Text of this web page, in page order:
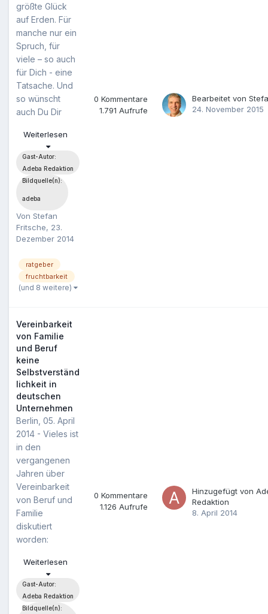
größte Glück
auf Erden. Für
manche nur ein
Spruch, für
viele – so auch
für Dich - eine
Tatsache. Und
so wünscht
auch Du Dir
Tipps von der
Freundin,
Deiner Mutter
aus dem
Umfeld gibt es
genauso
reichlich, wie
Ratgeber in
Buchformat.
Adeba.de hat
genauer für
Dich
angeschaut.
Und zwar den
GU Ratgeber
„Kinderwunsch
– Natürliche
Wege zum
Wunschkind“
von Dr. med
und Andreas A.
Noll.
Weiterlesen
Gast-Autor:
Adeba Redaktion
Bildquelle(n):
adeba
Von Stefan
Fritsche, 23.
Dezember 2014
ratgeber
fruchtbarkeit
(und 8 weitere)
0 Kommentare
1.791 Aufrufe
Bearbeitet von
24. November 2015
Vereinbarkeit
von Familie
und Beruf
keine
Selbstverständ
lichkeit in
deutschen
Unternehmen
Berlin, 05. April
2014 - Vieles ist
in den
vergangenen
Jahren über
Vereinbarkeit
von Beruf und
Familie
diskutiert
worden:
Unternehmen
jedoch nehmen
ihre
Verantwortung
Weiterlesen
Gast-Autor:
Adeba Redaktion
Bildquelle(n):
0 Kommentare
1.126 Aufrufe
Hinzugefügt von
Redaktion
8. April 2014